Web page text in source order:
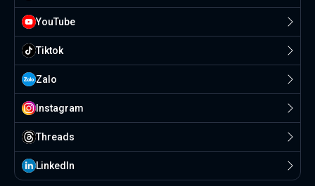
YouTube
Tiktok
Zalo
Instagram
Threads
Linkedln